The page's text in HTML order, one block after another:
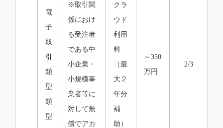
電
子
取
引
類
型
類
型
※取引関
係におけ
る受注者
である中
小企業・
小規模事
業者等に
対して無
償でアカ
クラ
ウド
利用
料
（最
大２
年分
補
助）
～350
万円
2/3